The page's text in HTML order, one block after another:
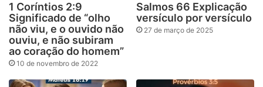
1 Coríntios 2:9
Significado de “olho
não viu, e o ouvido não
ouviu, e não subiram
ao coração do homem”
10 de novembro de 2022
Salmos 66 Explicação
versículo por versículo
27 de março de 2025